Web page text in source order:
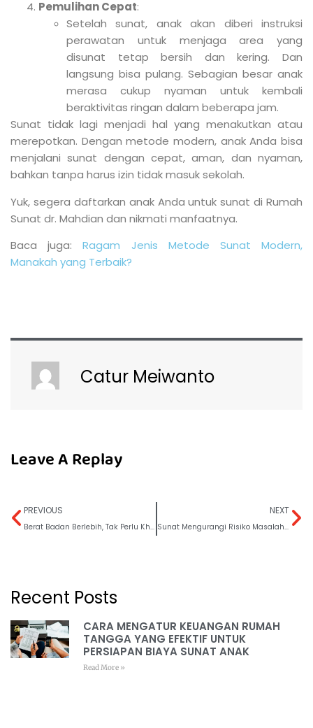
Pemulihan Cepat:
Setelah sunat, anak akan diberi instruksi
perawatan untuk menjaga area yang
disunat tetap bersih dan kering. Dan
langsung bisa pulang. Sebagian besar anak
merasa cukup nyaman untuk kembali
beraktivitas ringan dalam beberapa jam.
Sunat tidak lagi menjadi hal yang menakutkan atau
merepotkan. Dengan metode modern, anak Anda bisa
menjalani sunat dengan cepat, aman, dan nyaman,
bahkan tanpa harus izin tidak masuk sekolah.
Yuk, segera daftarkan anak Anda untuk sunat di Rumah
Sunat dr. Mahdian dan nikmati manfaatnya.
Baca juga:Ragam Jenis Metode Sunat Modern,
Manakah yang Terbaik?
Catur Meiwanto
Leave A Replay
PREVIOUS
Berat Badan Berlebih, Tak Perlu Khawatir untuk Sunat
NEXT
Sunat Mengurangi Risiko Masalah Pembuluh Darah di Area Alat Vital
Recent Posts
CARA MENGATUR KEUANGAN RUMAH
TANGGA YANG EFEKTIF UNTUK
PERSIAPAN BIAYA SUNAT ANAK
Read More »